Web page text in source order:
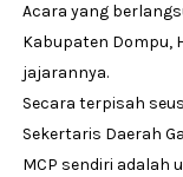
Acara yang
Kabupaten Dompu,
jajarannya.
Secara terpisah
Sekertaris Daerah
MCP sendiri adalah